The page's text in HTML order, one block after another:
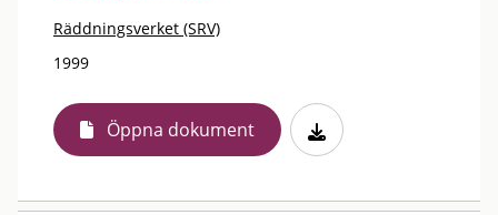
Räddningsverket (SRV)
1999
Öppna dokument